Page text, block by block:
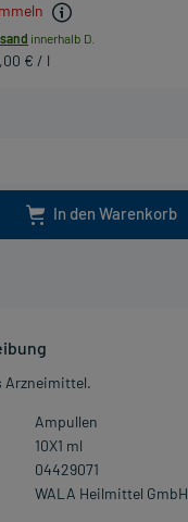
innerhalb D.
€ / l
In den Warenkorb
Arzneimittel.
Ampullen
10X1 ml
04429071
WALA Heilmittel GmbH